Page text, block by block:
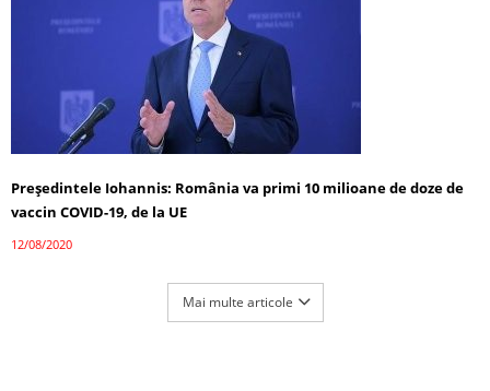
Președintele Iohannis: România va primi 10 milioane de doze de
vaccin COVID-19, de la UE
12/08/2020
Mai multe articole